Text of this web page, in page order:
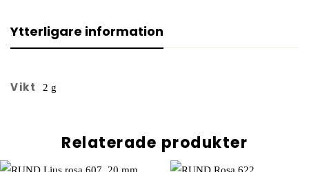
Ytterligare information
Vikt 2 g
Relaterade produkter